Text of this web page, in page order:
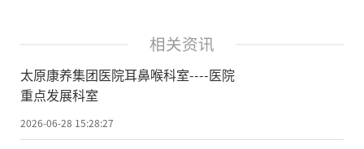
相关资讯
太原康养集团医院耳鼻喉科室----医院
重点发展科室
2026-06-28 15:28:27